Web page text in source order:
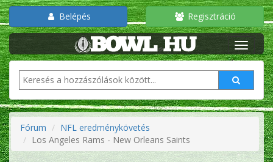
Belépés Regisztráció
Fórum
NFL eredménykövetés
Los Angeles Rams - New Orleans Saints